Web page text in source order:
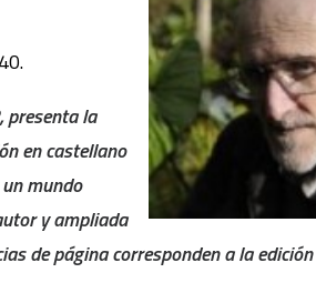
presenta la
en castellano
mundo
y ampliada
de página corresponden a la